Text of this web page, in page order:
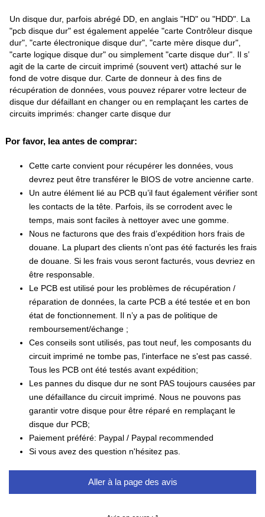
Un disque dur, parfois abrégé DD, en anglais "HD" ou "HDD". La
"pcb disque dur" est également appelée "carte Contrôleur disque
dur", "carte électronique disque dur", "carte mère disque dur",
"carte logique disque dur" ou simplement "carte disque dur". Il s’
agit de la carte de circuit imprimé (souvent vert) attaché sur le
fond de votre disque dur. Carte de donneur à des fins de
récupération de données, vous pouvez réparer votre lecteur de
disque dur défaillant en changer ou en remplaçant les cartes de
circuits imprimés: changer carte disque dur
Por favor, lea antes de comprar:
Cette carte convient pour récupérer les données, vous
devrez peut être transférer le BIOS de votre ancienne carte.
Un autre élément lié au PCB qu’il faut également vérifier sont
les contacts de la tête. Parfois, ils se corrodent avec le
temps, mais sont faciles à nettoyer avec une gomme.
Nous ne facturons que des frais d’expédition hors frais de
douane. La plupart des clients n’ont pas été facturés les frais
de douane. Si les frais vous seront facturés, vous devriez en
être responsable.
Le PCB est utilisé pour les problèmes de récupération /
réparation de données, la carte PCB a été testée et en bon
état de fonctionnement. Il n’y a pas de politique de
remboursement/échange ;
Ces conseils sont utilisés, pas tout neuf, les composants du
circuit imprimé ne tombe pas, l'interface ne s'est pas cassé.
Tous les PCB ont été testés avant expédition;
Les pannes du disque dur ne sont PAS toujours causées par
une défaillance du circuit imprimé. Nous ne pouvons pas
garantir votre disque pour être réparé en remplaçant le
disque dur PCB;
Paiement préféré: Paypal / Paypal recommended
Si vous avez des question n'hésitez pas.
Aller à la page des avis